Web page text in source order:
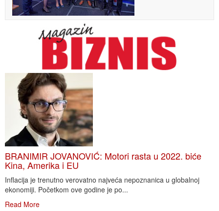
BRANIMIR JOVANOVIĆ: Motori rasta u 2022. biće
Kina, Amerika i EU
Inflacija je trenutno verovatno najveća nepoznanica u globalnoj
ekonomiji. Početkom ove godine je po...
Read More